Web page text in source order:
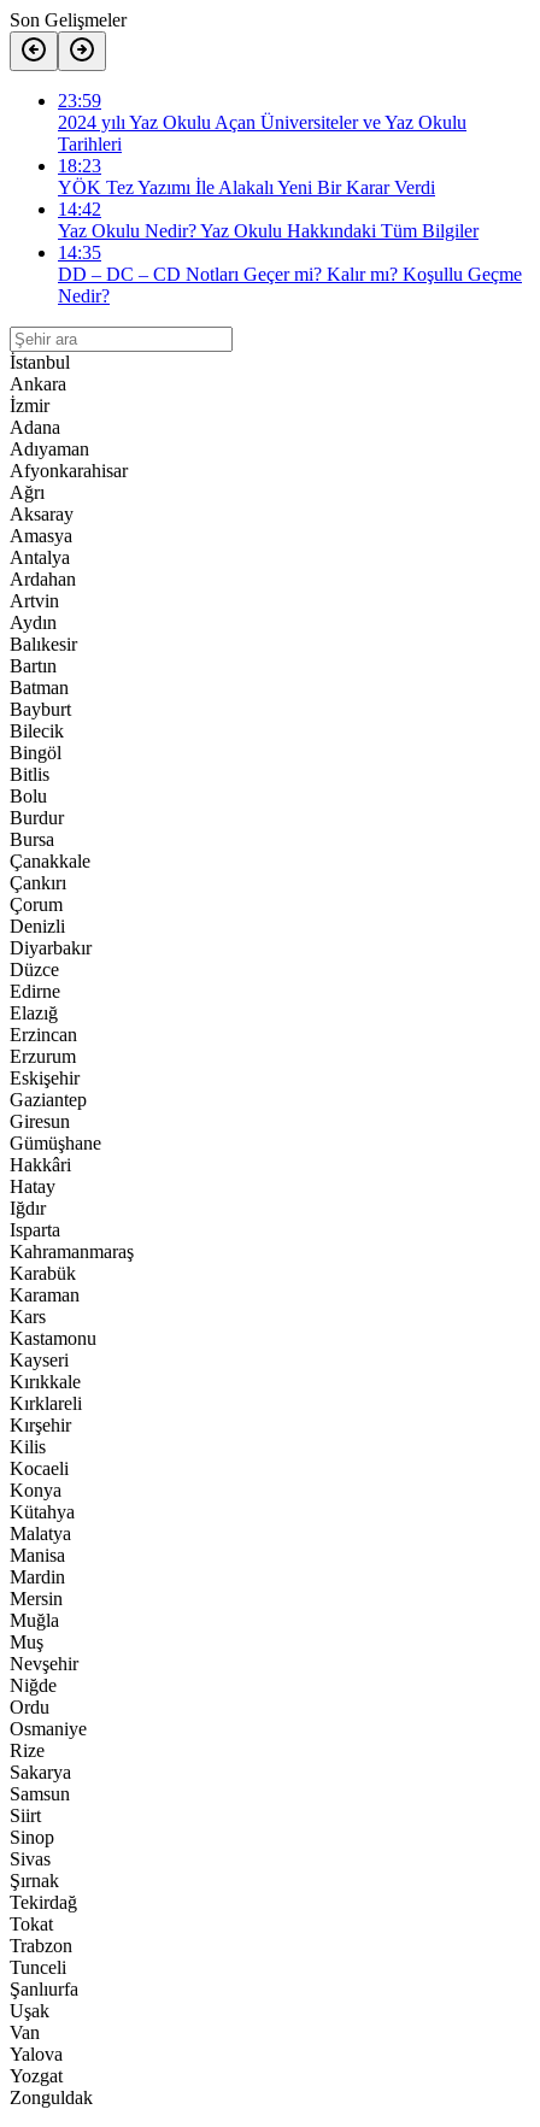
Son Gelişmeler
23:59
2024 yılı Yaz Okulu Açan Üniversiteler ve Yaz Okulu
Tarihleri
18:23
YÖK Tez Yazımı İle Alakalı Yeni Bir Karar Verdi
14:42
Yaz Okulu Nedir? Yaz Okulu Hakkındaki Tüm Bilgiler
14:35
DD – DC – CD Notları Geçer mi? Kalır mı? Koşullu Geçme
Nedir?
İstanbul
Ankara
İzmir
Adana
Adıyaman
Afyonkarahisar
Ağrı
Aksaray
Amasya
Antalya
Ardahan
Artvin
Aydın
Balıkesir
Bartın
Batman
Bayburt
Bilecik
Bingöl
Bitlis
Bolu
Burdur
Bursa
Çanakkale
Çankırı
Çorum
Denizli
Diyarbakır
Düzce
Edirne
Elazığ
Erzincan
Erzurum
Eskişehir
Gaziantep
Giresun
Gümüşhane
Hakkâri
Hatay
Iğdır
Isparta
Kahramanmaraş
Karabük
Karaman
Kars
Kastamonu
Kayseri
Kırıkkale
Kırklareli
Kırşehir
Kilis
Kocaeli
Konya
Kütahya
Malatya
Manisa
Mardin
Mersin
Muğla
Muş
Nevşehir
Niğde
Ordu
Osmaniye
Rize
Sakarya
Samsun
Siirt
Sinop
Sivas
Şırnak
Tekirdağ
Tokat
Trabzon
Tunceli
Şanlıurfa
Uşak
Van
Yalova
Yozgat
Zonguldak